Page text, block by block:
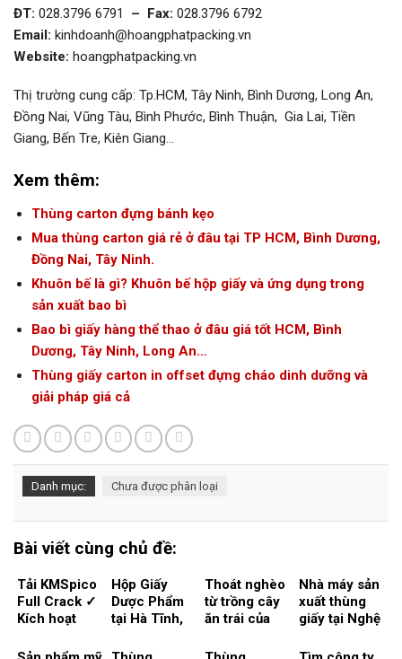
ĐT: 028.3796 6791 – Fax: 028.3796 6792
Email: kinhdoanh@hoangphatpacking.vn
Website: hoangphatpacking.vn
Thị trường cung cấp: Tp.HCM, Tây Ninh, Bình Dương, Long An,
Đồng Nai, Vũng Tàu, Bình Phước, Bình Thuận, Gia Lai, Tiền
Giang, Bến Tre, Kiên Giang…
Xem thêm:
Thùng carton đựng bánh kẹo
Mua thùng carton giá rẻ ở đâu tại TP HCM, Bình Dương,
Đồng Nai, Tây Ninh.
Khuôn bế là gì? Khuôn bế hộp giấy và ứng dụng trong
sản xuất bao bì
Bao bì giấy hàng thể thao ở đâu giá tốt HCM, Bình
Dương, Tây Ninh, Long An…
Thùng giấy carton in offset đựng cháo dinh dưỡng và
giải pháp giá cả
Danh mục: Chưa được phân loại
Bài viết cùng chủ đề:
Tải KMSpico
Full Crack ✓
Kích hoạt
Office 2024
Hộp Giấy
Dược Phẩm
tại Hà Tĩnh,
Giải Pháp
Thoát nghèo
từ trồng cây
ăn trái của
Tĩnh – Tạo
Nhà máy sản
xuất thùng
giấy tại Nghệ
– Động lực